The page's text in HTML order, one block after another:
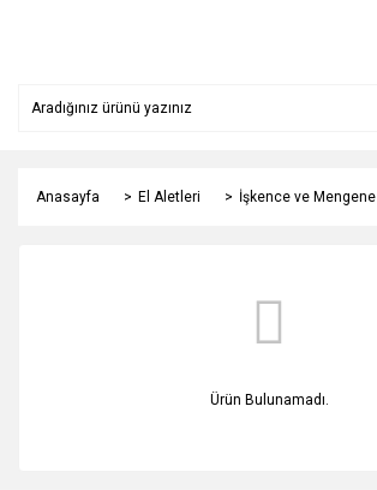
Anasayfa El Aletleri İşkence ve Mengene
Ürün Bulunamadı.